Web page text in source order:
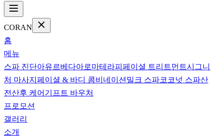
CORAN
홈
메뉴
스파 진단아유르베다아로마테라피 페이셜 트리트먼트시그니
처 마사지 페이셜 & 바디 콤비네이션 밀크 스파코코넛 스파산
전산후 케어 기프트 바우처
프로모션
갤러리
소개